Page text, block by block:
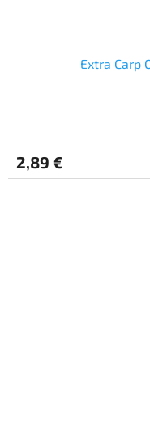
Extra Carp
2,89 €